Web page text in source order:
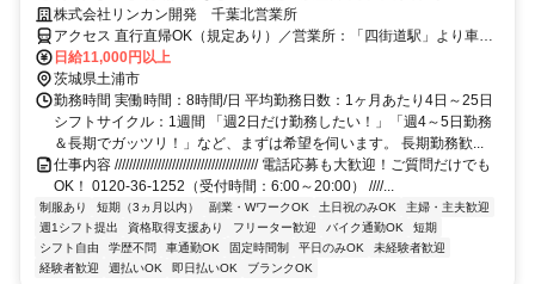
0120-36-1252
株式会社リンカン開発 千葉北営業所
アクセス 直行直帰OK（規定あり）／営業所：「四街道駅」より車で
10分
日給11,000円以上
茨城県土浦市
勤務時間 実働時間：8時間/日 平均勤務日数：1ヶ月あたり4日～25日
シフトサイクル：1週間 「週2日だけ勤務したい！」「週4～5日勤務
＆長期でガッツリ！」など、まずは希望を伺います。 長期勤務歓...
仕事内容 //////////////////////////////////////// 電話応募も大歓迎！ご質問だけでも
OK！ 0120-36-1252（受付時間：6:00～20:00） ////...
制服あり 短期（3ヵ月以内） 副業・WワークOK 土日祝のみOK
主婦・主夫歓迎
週1シフト提出
資格取得支援あり フリーター歓迎 バイク通勤OK
短期
シフト自由
学歴不問 車通勤OK 固定時間制 平日のみOK
未経験者歓迎
経験者歓迎
週払いOK 即日払いOK ブランクOK